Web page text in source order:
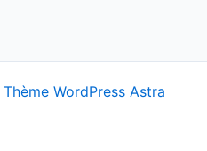
Thème WordPress Astra